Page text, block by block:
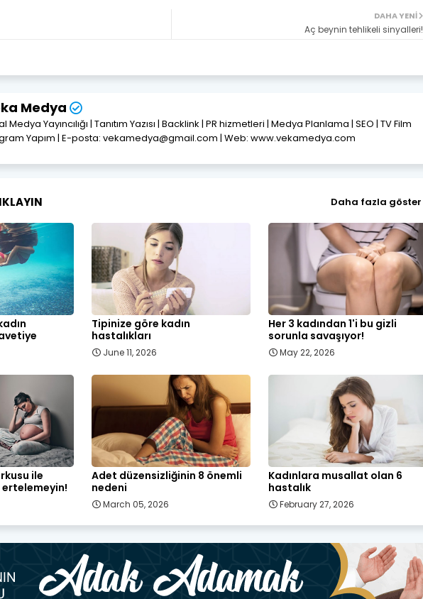
DAHA YENI
Aç beynin tehlikeli sinyalleri!
Medya
Medya Yayıncılığı | Tanıtım Yazısı | Backlink | PR hizmetleri | Medya Planlama | SEO | TV Film
Yapım | E-posta: vekamedya@gmail.com | Web: www.vekamedya.com
Daha fazla göster
Tipinize göre kadın
hastalıkları
June 11, 2026
Her 3 kadından 1'i bu gizli
sorunla savaşıyor!
May 22, 2026
ile
Adet düzensizliğinin 8 önemli
nedeni
March 05, 2026
Kadınlara musallat olan 6
hastalık
February 27, 2026